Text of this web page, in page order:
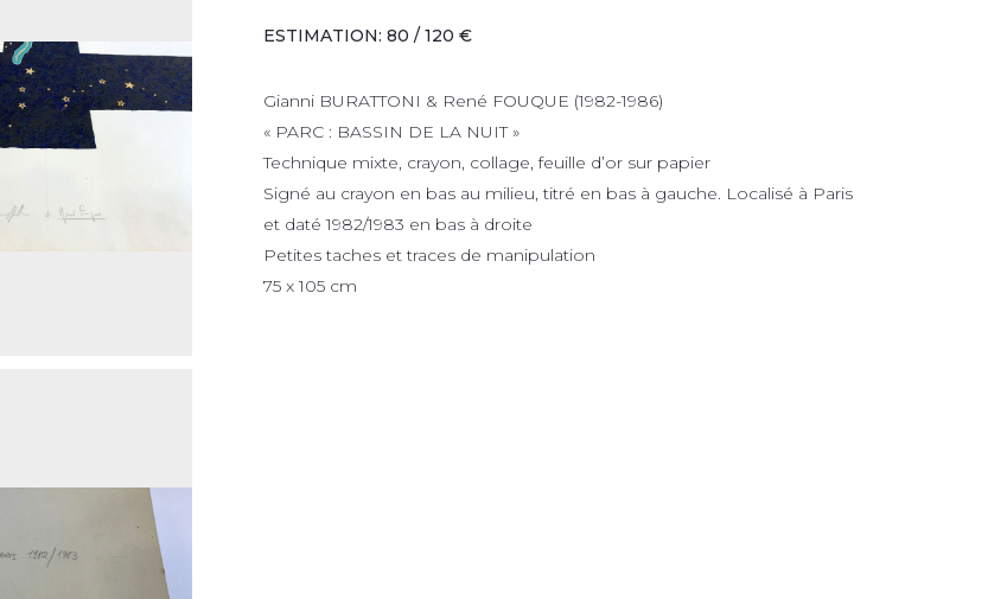
ESTIMATION: 80 / 120 €
Gianni BURATTONI & René FOUQUE (1982-1986)
« PARC : BASSIN DE LA NUIT »
Technique mixte, crayon, collage, feuille d’or sur papier
Signé au crayon en bas au milieu, titré en bas à gauche. Localisé à Paris
et daté 1982/1983 en bas à droite
Petites taches et traces de manipulation
75 x 105 cm